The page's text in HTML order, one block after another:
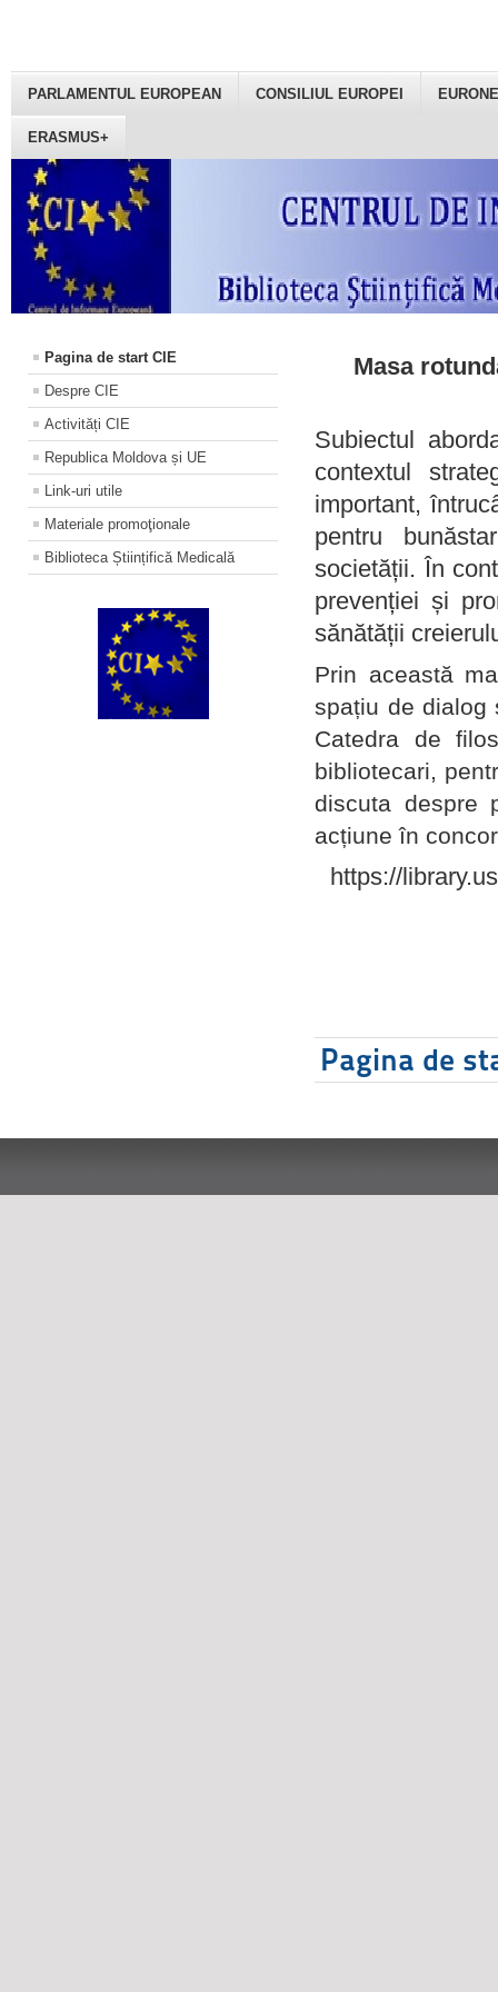
PARLAMENTUL EUROPEAN CONSILIUL EUROPEI
ERASMUS+
Pagina de start CIE
Despre CIE
Activități CIE
Republica Moldova și UE
Link-uri utile
Materiale promoţionale
Biblioteca Științifică Medicală
Masa
Subiectul
contextul
important,
pentru
societății. În
prevenției și
sănătății
Prin această
spațiu de dialog
Catedra de
bibliotecari,
discuta despre
acțiune în
https://
Pagina de